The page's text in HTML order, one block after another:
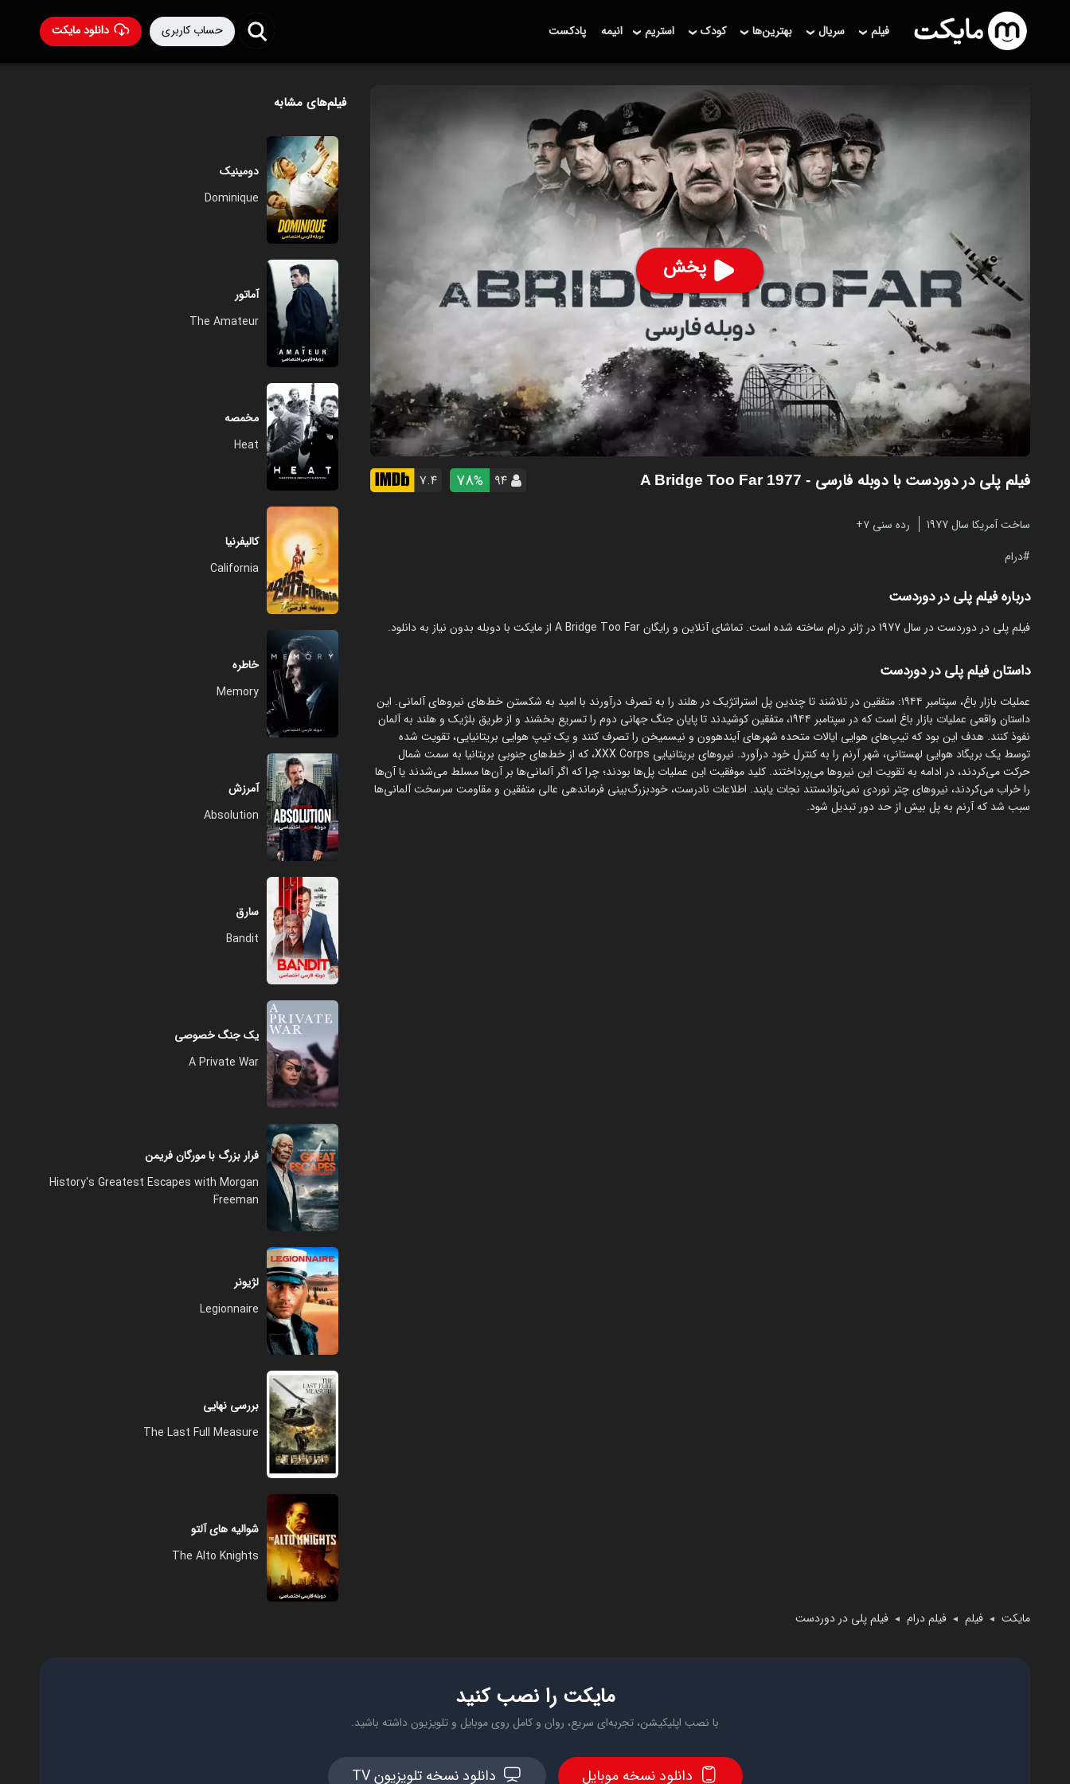
دانلود مایکت حساب کاربری فیلم سریال بهترین‌ها کودک استریم انیمه پادکست
پخش
فیلم پلی در دوردست با دوبله فارسی - A Bridge Too Far 1977 ۹۴ 78% ۷.۴
ساخت آمریکا سال 1977
رده سنی ۷+
درام
درباره فیلم پلی در دوردست
فیلم پلی در دوردست در سال 1977 در ژانر درام ساخته شده است. تماشای آنلاین و رایگان A Bridge Too Far از مایکت با دوبله بدون نیاز به دانلود.
داستان فیلم پلی در دوردست
عملیات بازار باغ، سپتامبر ۱۹۴۴: متفقین در تلاشند تا چندین پل استراتژیک در هلند را به تصرف درآورند با امید به شکستن خط‌های نیروهای آلمانی. این
داستان واقعی عملیات بازار باغ است که در سپتامبر ۱۹۴۴، متفقین کوشیدند تا پایان جنگ جهانی دوم را تسریع بخشند و از طریق بلژیک و هلند به آلمان
نفوذ کنند. هدف این بود که تیپ‌های هوایی ایالات متحده شهرهای آیندهوون و نیسمیخن را تصرف کنند و یک تیپ هوایی بریتانیایی، تقویت شده
توسط یک بریگاد هوایی لهستانی، شهر آرنم را به کنترل خود درآورد. نیروهای بریتانیایی XXX Corps، که از خط‌های جنوبی بریتانیا به سمت شمال
حرکت می‌کردند، در ادامه به تقویت این نیروها می‌پرداختند. کلید موفقیت این عملیات پل‌ها بودند؛ چرا که اگر آلمانی‌ها بر آن‌ها مسلط می‌شدند یا آن‌ها
را خراب می‌کردند، نیروهای چتر نوردی نمی‌توانستند نجات یابند. اطلاعات نادرست، خودبزرگ‌بینی فرماندهی عالی متفقین و مقاومت سرسخت آلمانی‌ها
سبب شد که آرنم به پل بیش از حد دور تبدیل شود.
مایکت ◄ فیلم ◄ فیلم درام ◄ فیلم پلی در دوردست
فیلم‌های مشابه
دومینیک
Dominique
آماتور
The Amateur
مخمصه
Heat
کالیفرنیا
California
خاطره
Memory
آمرزش
Absolution
سارق
Bandit
یک جنگ خصوصی
A Private War
فرار بزرگ با مورگان فریمن
History's Greatest Escapes with Morgan
Freeman
لژیونر
Legionnaire
بررسی نهایی
The Last Full Measure
شوالیه های آلتو
The Alto Knights
مایکت را نصب کنید
با نصب اپلیکیشن، تجربه‌ای سریع، روان و کامل روی موبایل و تلویزیون داشته باشید.
دانلود نسخه موبایل دانلود نسخه تلویزیون TV